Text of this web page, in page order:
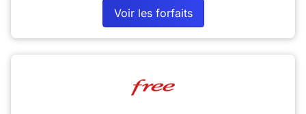
Voir les forfaits